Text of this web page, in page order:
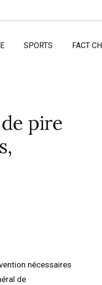
SPORTS FACT
pire
nécessaires
de